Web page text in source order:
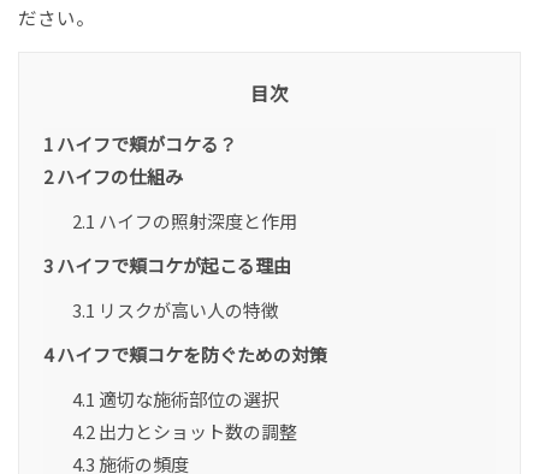
ださい。
目次
1ハイフで頬がコケる？
2ハイフの仕組み
2.1 ハイフの照射深度と作用
3ハイフで頬コケが起こる理由
3.1 リスクが高い人の特徴
4ハイフで頬コケを防ぐための対策
4.1 適切な施術部位の選択
4.2出力とショット数の調整
4.3 施術の頻度